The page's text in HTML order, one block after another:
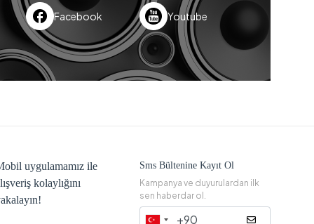
Facebook Youtube
uygulamamız ile
kolaylığını
Sms Bültenine Kayıt Ol
Kampanya ve duyurulardan ilk
sen haberdar ol.